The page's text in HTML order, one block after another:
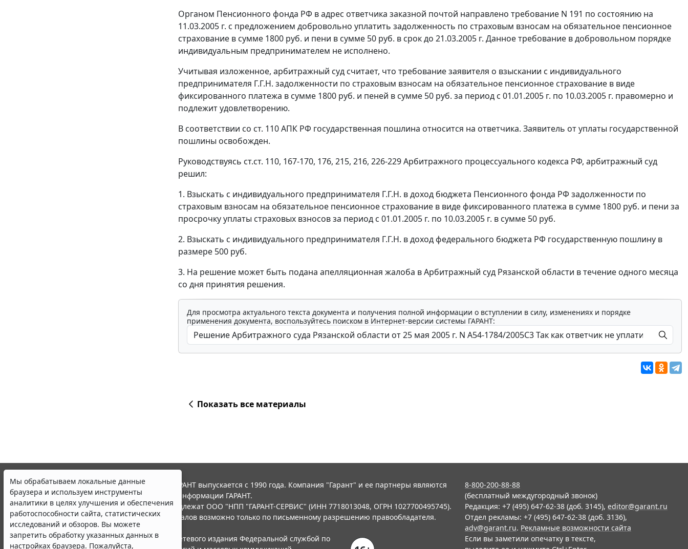
Органом Пенсионного фонда РФ в адрес ответчика заказной почтой направлено требование N 191 по состоянию на
11.03.2005 г. с предложением добровольно уплатить задолженность по страховым взносам на обязательное пенсионное
страхование в сумме 1800 руб. и пени в сумме 50 руб. в срок до 21.03.2005 г. Данное требование в добровольном порядке
индивидуальным предпринимателем не исполнено.
Учитывая изложенное, арбитражный суд считает, что требование заявителя о взыскании с индивидуального
предпринимателя Г.Г.Н. задолженности по страховым взносам на обязательное пенсионное страхование в виде
фиксированного платежа в сумме 1800 руб. и пеней в сумме 50 руб. за период с 01.01.2005 г. по 10.03.2005 г. правомерно и
подлежит удовлетворению.
В соответствии со ст. 110АПК РФ государственная пошлина относится на ответчика. Заявитель от уплаты государственной
пошлины освобожден.
Руководствуясь ст.ст. 110, 167-170, 176, 215, 216, 226-229Арбитражного процессуального кодекса РФ, арбитражный суд
решил:
1. Взыскать с индивидуального предпринимателя Г.Г.Н. в доход бюджета Пенсионного фонда РФ задолженности по
страховым взносам на обязательное пенсионное страхование в виде фиксированного платежа в сумме 1800 руб. и пени за
просрочку уплаты страховых взносов за период с 01.01.2005 г. по 10.03.2005 г. в сумме 50 руб.
2. Взыскать с индивидуального предпринимателя Г.Г.Н. в доход федерального бюджета РФ государственную пошлину в
размере 500 руб.
3. На решение может быть подана апелляционная жалоба в Арбитражный суд Рязанской области в течение одного месяца
со дня принятия решения.
Для просмотра актуального текста документа и получения полной информации о вступлении в силу, изменениях и порядке
применения документа, воспользуйтесь поиском в Интернет-версии системы ГАРАНТ:
Показать все материалы
Мы обрабатываем локальные данные
браузера и используем инструменты
аналитики в целях улучшения и обеспечения
работоспособности сайта, статистических
исследований и обзоров. Вы можете
запретить обработку указанных данных в
настройках браузера. Пожалуйста,
© ООО "НПП "ГАРАНТ-СЕРВИС", 2026. Система ГАРАНТ выпускается с 1990 года. Компания "Гарант" и ее партнеры являются
участниками Российской ассоциации правовой информации ГАРАНТ.
Все права на материалы сайта ГАРАНТ.РУ принадлежат ООО "НПП "ГАРАНТ-СЕРВИС" (ИНН 7718013048, ОГРН 1027700495745).
Полное или частичное воспроизведение материалов возможно только по письменному разрешению правообладателя.
Правила использования портала.
Портал ГАРАНТ.РУ зарегистрирован в качестве сетевого издания Федеральной службой по
8-800-200-88-88
(бесплатный междугородный звонок)
Редакция: +7 (495) 647-62-38 (доб. 3145), editor@garant.ru
Отдел рекламы: +7 (495) 647-62-38 (доб. 3136),
adv@garant.ru. Рекламные возможности сайта
Если вы заметили опечатку в тексте,